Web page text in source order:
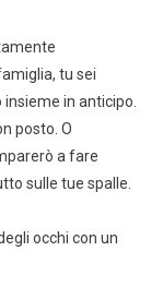
tu sei
in anticipo.
posto. O
a fare
sulle tue spalle.
occhi con un